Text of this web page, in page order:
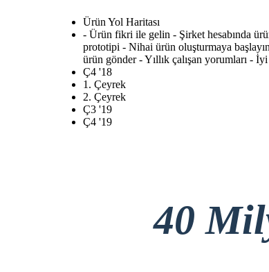
Ürün Yol Haritası
- Ürün fikri ile gelin - Şirket hesabında
prototipi - Nihai ürün oluşturmaya
ürün gönder - Yıllık çalışan yorumları -
Ç4 '18
1. Çeyrek
2. Çeyrek
Ç3 '19
Ç4 '19
40